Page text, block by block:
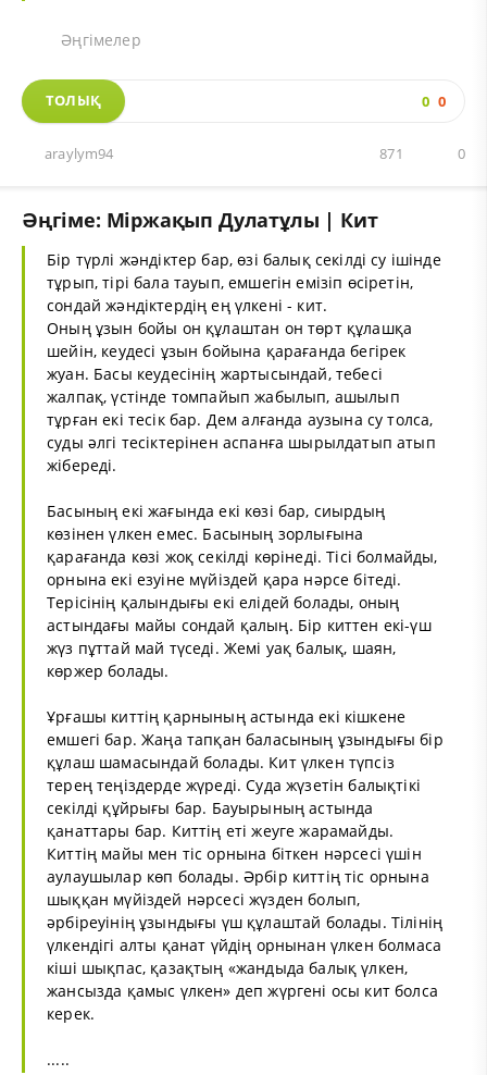
Әңгімелер
ТОЛЫҚ 0 0
araylym94 0
871
Әңгіме: Міржақып Дулатұлы | Кит
Бір түрлі жәндіктер бар, өзі балық секілді су ішінде
тұрып, тірі бала тауып, емшегін емізіп өсіретін,
сондай жәндіктердің ең үлкені - кит.
Оның ұзын бойы он құлаштан он төрт құлашқа
шейін, кеудесі ұзын бойына қарағанда бегірек
жуан. Басы кеудесінің жартысындай, тебесі
жалпақ, үстінде томпайып жабылып, ашылып
тұрған екі тесік бар. Дем алғанда аузына су толса,
суды әлгі тесіктерінен аспанға шырылдатып атып
жібереді.
Басының екі жағында екі көзі бар, сиырдың
көзінен үлкен емес. Басының зорлығына
қарағанда көзі жоқ секілді көрінеді. Тісі болмайды,
орнына екі езуіне мүйіздей қара нәрсе бітеді.
Терісінің қалындығы екі елідей болады, оның
астындағы майы сондай қалың. Бір киттен екі-үш
жүз пұттай май түседі. Жемі уақ балық, шаян,
көржер болады.
Ұрғашы киттің қарнының астында екі кішкене
емшегі бар. Жаңа тапқан баласының ұзындығы бір
құлаш шамасындай болады. Кит үлкен түпсіз
терең теңіздерде жүреді. Суда жүзетін балықтікі
секілді құйрығы бар. Бауырының астында
қанаттары бар. Киттің еті жеуге жарамайды.
Киттің майы мен тіс орнына біткен нәрсесі үшін
аулаушылар көп болады. Әрбір киттің тіс орнына
шыққан мүйіздей нәрсесі жүзден болып,
әрбіреуінің ұзындығы үш құлаштай болады. Тілінің
үлкендігі алты қанат үйдің орнынан үлкен болмаса
кіші шықпас, қазақтың «жандыда балық үлкен,
жансызда қамыс үлкен» деп жүргені осы кит болса
керек.
.....